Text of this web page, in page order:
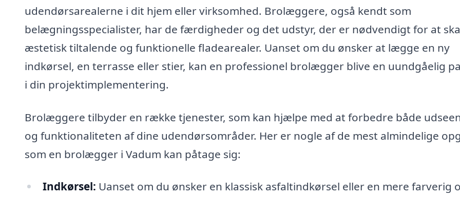
udendørsarealerne i dit hjem eller virksomhed. Brolæggere, også kendt som
belægningsspecialister, har de færdigheder og det udstyr, der er nødvendigt for at
æstetisk tiltalende og funktionelle fladearealer. Uanset om du ønsker at lægge en ny
indkørsel, en terrasse eller stier, kan en professionel brolægger blive en uundgåelig
i din projektimplementering.
Brolæggere tilbyder en række tjenester, som kan hjælpe med at forbedre både
og funktionaliteten af dine udendørsområder. Her er nogle af de mest almindelige
som en brolægger i Vadum kan påtage sig:
Indkørsel: Uanset om du ønsker en klassisk asfaltindkørsel eller en mere farverig